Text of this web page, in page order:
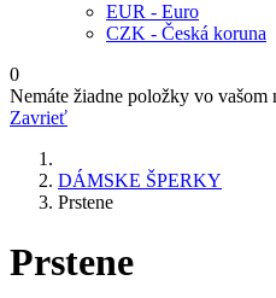
EUR - Euro
CZK - Česká koruna
0
Nemáte žiadne položky vo vašom
Zavrieť
DÁMSKE ŠPERKY
Prstene
Prstene